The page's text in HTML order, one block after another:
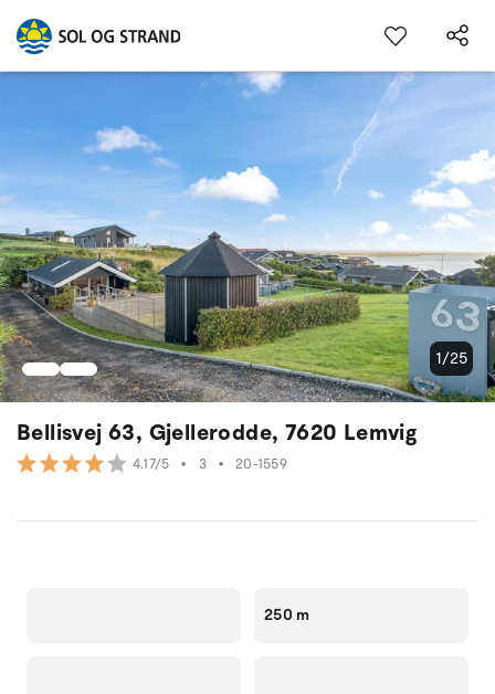
Bellisvej 63, Gjellerodde, 7620 Lemvig
4.17/5 • 3 • 20-1559
1/25
250 m